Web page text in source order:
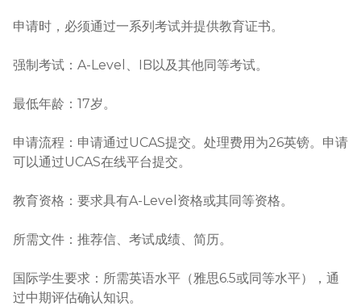
申请时，必须通过一系列考试并提供教育证书。
强制考试：A-Level、IB以及其他同等考试。
最低年龄：17岁。
申请流程：申请通过UCAS提交。处理费用为26英镑。申请
可以通过UCAS在线平台提交。
教育资格：要求具有A-Level资格或其同等资格。
所需文件：推荐信、考试成绩、简历。
国际学生要求：所需英语水平（雅思6.5或同等水平），通
过中期评估确认知识。